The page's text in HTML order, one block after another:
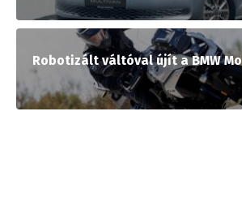
Robotizált váltóval újít a BMW